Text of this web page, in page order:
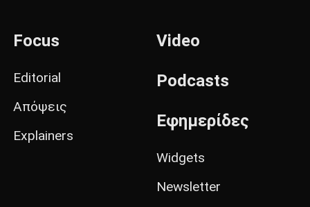
Focus
Editorial
Απόψεις
Explainers
Video
Podcasts
Εφημερίδες
Widgets
Newsletter